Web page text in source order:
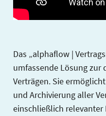
Das „alphaflow |
umfassende Lösung zur
Verträgen. Sie
und Archivierung aller
einschließlich